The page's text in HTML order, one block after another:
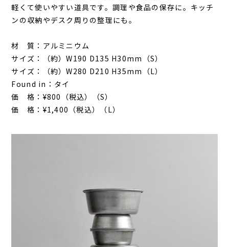
軽くて使いやすい道具です。調理や食品の保存に。キッチ
ンの収納やデスク周りの整理にも。
材 質：アルミニウム
サイズ：（約）W190 D135 H30mm（S）
サイズ：（約）W280 D210 H35mm（L）
Found in：タイ
価 格：¥800（税込）（S）
価 格：¥1,400（税込）（L）